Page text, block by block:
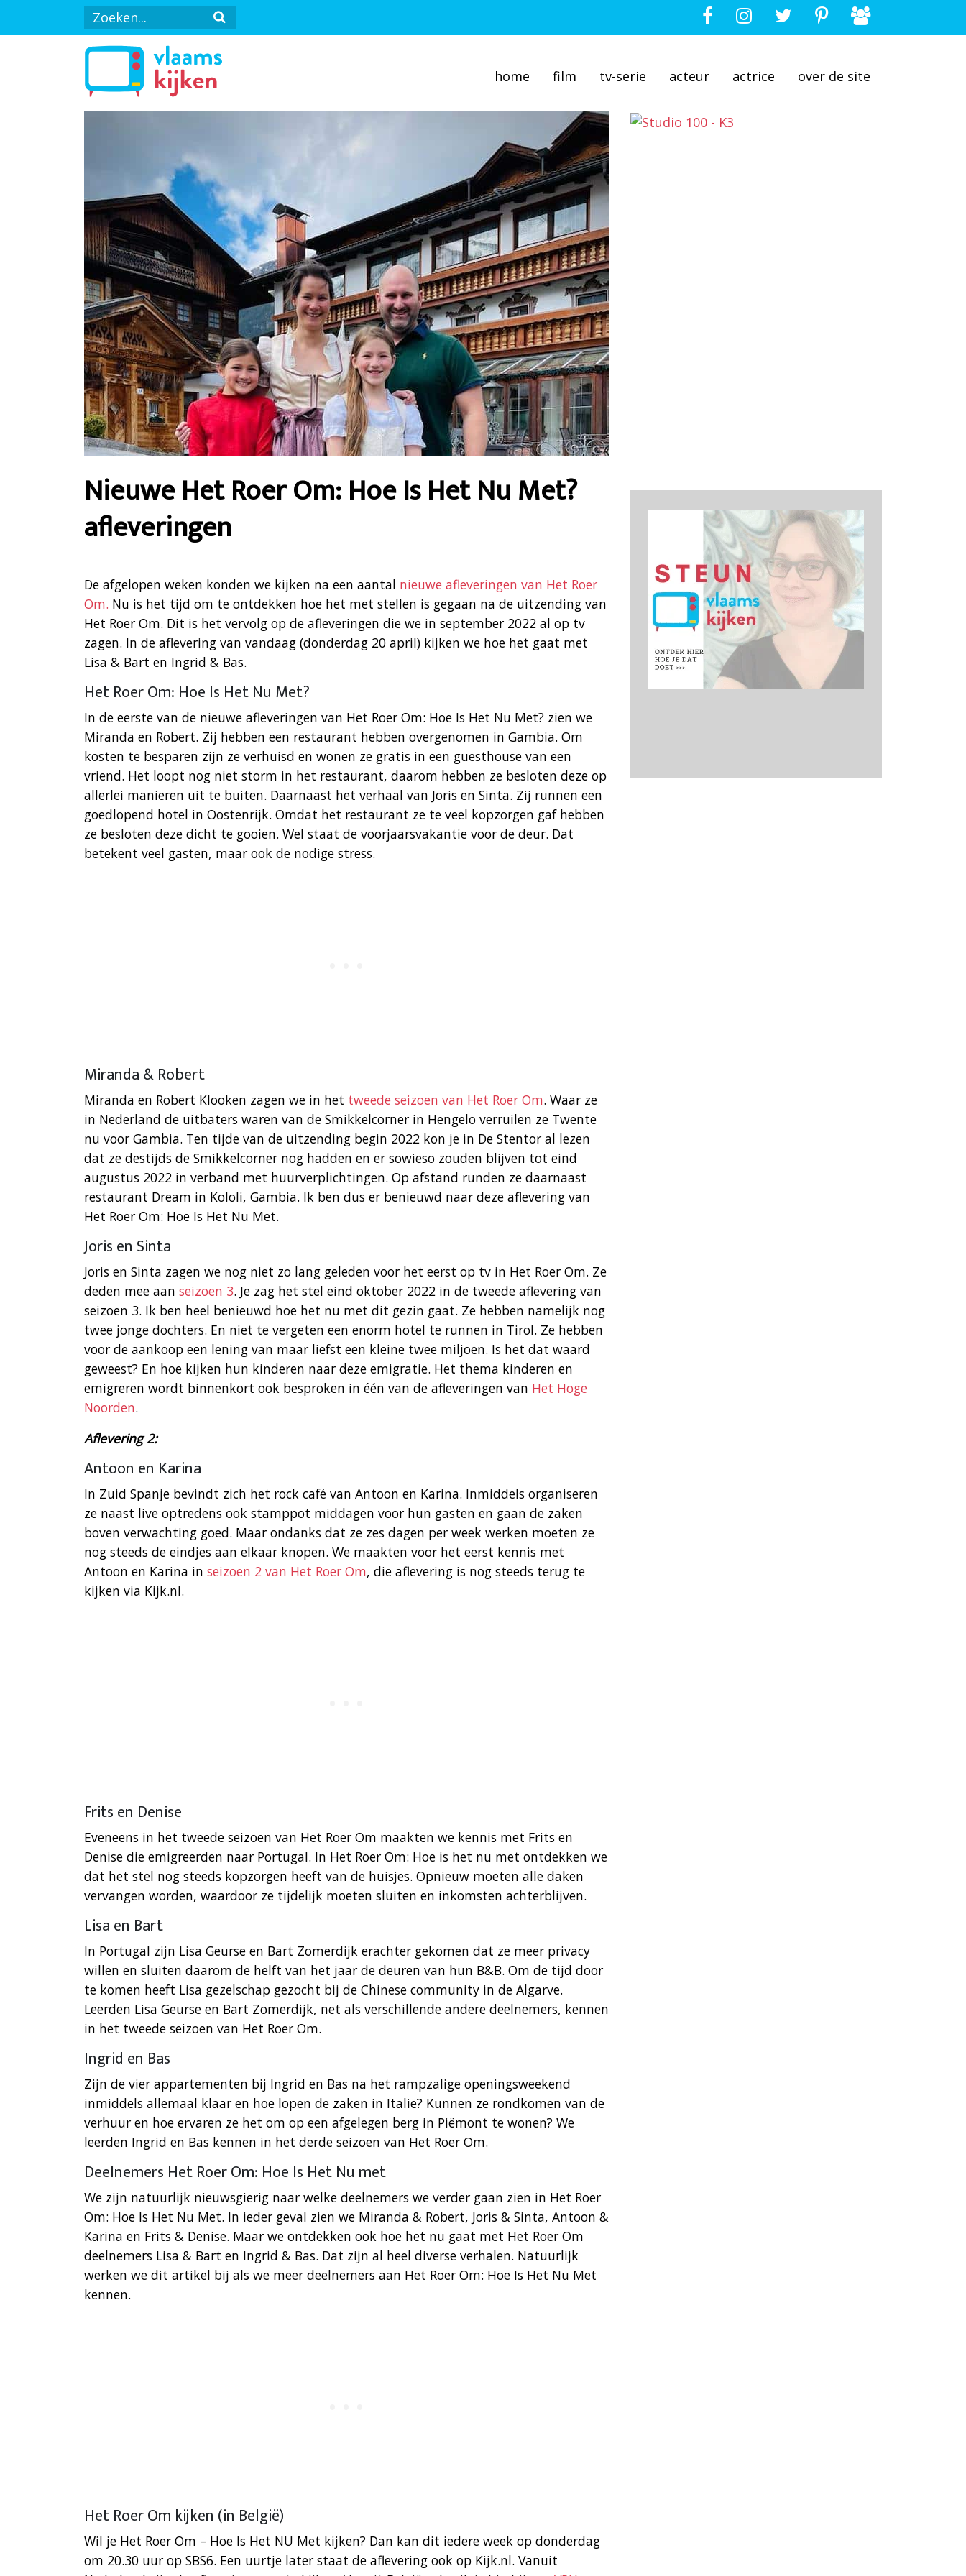
home film tv-serie acteur actrice over de site
Nieuwe Het Roer Om: Hoe Is Het Nu Met?
afleveringen
De afgelopen weken konden we kijken na een aantal nieuwe afleveringen van Het Roer
Om. Nu is het tijd om te ontdekken hoe het met stellen is gegaan na de uitzending van
Het Roer Om. Dit is het vervolg op de afleveringen die we in september 2022 al op tv
zagen. In de aflevering van vandaag (donderdag 20 april) kijken we hoe het gaat met
Lisa & Bart en Ingrid & Bas.
Het Roer Om: Hoe Is Het Nu Met?
In de eerste van de nieuwe afleveringen van Het Roer Om: Hoe Is Het Nu Met? zien we
Miranda en Robert. Zij hebben een restaurant hebben overgenomen in Gambia. Om
kosten te besparen zijn ze verhuisd en wonen ze gratis in een guesthouse van een
vriend. Het loopt nog niet storm in het restaurant, daarom hebben ze besloten deze op
allerlei manieren uit te buiten. Daarnaast het verhaal van Joris en Sinta. Zij runnen een
goedlopend hotel in Oostenrijk. Omdat het restaurant ze te veel kopzorgen gaf hebben
ze besloten deze dicht te gooien. Wel staat de voorjaarsvakantie voor de deur. Dat
betekent veel gasten, maar ook de nodige stress.
Miranda & Robert
Miranda en Robert Klooken zagen we in het tweede seizoen van Het Roer Om. Waar ze
in Nederland de uitbaters waren van de Smikkelcorner in Hengelo verruilen ze Twente
nu voor Gambia. Ten tijde van de uitzending begin 2022 kon je in De Stentor al lezen
dat ze destijds de Smikkelcorner nog hadden en er sowieso zouden blijven tot eind
augustus 2022 in verband met huurverplichtingen. Op afstand runden ze daarnaast
restaurant Dream in Kololi, Gambia. Ik ben dus er benieuwd naar deze aflevering van
Het Roer Om: Hoe Is Het Nu Met.
Joris en Sinta
Joris en Sinta zagen we nog niet zo lang geleden voor het eerst op tv in Het Roer Om. Ze
deden mee aan seizoen 3. Je zag het stel eind oktober 2022 in de tweede aflevering van
seizoen 3. Ik ben heel benieuwd hoe het nu met dit gezin gaat. Ze hebben namelijk nog
twee jonge dochters. En niet te vergeten een enorm hotel te runnen in Tirol. Ze hebben
voor de aankoop een lening van maar liefst een kleine twee miljoen. Is het dat waard
geweest? En hoe kijken hun kinderen naar deze emigratie. Het thema kinderen en
emigreren wordt binnenkort ook besproken in één van de afleveringen van Het Hoge
Noorden.
Aflevering 2:
Antoon en Karina
In Zuid Spanje bevindt zich het rock café van Antoon en Karina. Inmiddels organiseren
ze naast live optredens ook stamppot middagen voor hun gasten en gaan de zaken
boven verwachting goed. Maar ondanks dat ze zes dagen per week werken moeten ze
nog steeds de eindjes aan elkaar knopen. We maakten voor het eerst kennis met
Antoon en Karina in seizoen 2 van Het Roer Om, die aflevering is nog steeds terug te
kijken via Kijk.nl.
Frits en Denise
Eveneens in het tweede seizoen van Het Roer Om maakten we kennis met Frits en
Denise die emigreerden naar Portugal. In Het Roer Om: Hoe is het nu met ontdekken we
dat het stel nog steeds kopzorgen heeft van de huisjes. Opnieuw moeten alle daken
vervangen worden, waardoor ze tijdelijk moeten sluiten en inkomsten achterblijven.
Lisa en Bart
In Portugal zijn Lisa Geurse en Bart Zomerdijk erachter gekomen dat ze meer privacy
willen en sluiten daarom de helft van het jaar de deuren van hun B&B. Om de tijd door
te komen heeft Lisa gezelschap gezocht bij de Chinese community in de Algarve.
Leerden Lisa Geurse en Bart Zomerdijk, net als verschillende andere deelnemers, kennen
in het tweede seizoen van Het Roer Om.
Ingrid en Bas
Zijn de vier appartementen bij Ingrid en Bas na het rampzalige openingsweekend
inmiddels allemaal klaar en hoe lopen de zaken in Italië? Kunnen ze rondkomen van de
verhuur en hoe ervaren ze het om op een afgelegen berg in Piëmont te wonen? We
leerden Ingrid en Bas kennen in het derde seizoen van Het Roer Om.
Deelnemers Het Roer Om: Hoe Is Het Nu met
We zijn natuurlijk nieuwsgierig naar welke deelnemers we verder gaan zien in Het Roer
Om: Hoe Is Het Nu Met. In ieder geval zien we Miranda & Robert, Joris & Sinta, Antoon &
Karina en Frits & Denise. Maar we ontdekken ook hoe het nu gaat met Het Roer Om
deelnemers Lisa & Bart en Ingrid & Bas. Dat zijn al heel diverse verhalen. Natuurlijk
werken we dit artikel bij als we meer deelnemers aan Het Roer Om: Hoe Is Het Nu Met
kennen.
Het Roer Om kijken (in België)
Wil je Het Roer Om – Hoe Is Het NU Met kijken? Dan kan dit iedere week op donderdag
om 20.30 uur op SBS6. Een uurtje later staat de aflevering ook op Kijk.nl. Vanuit